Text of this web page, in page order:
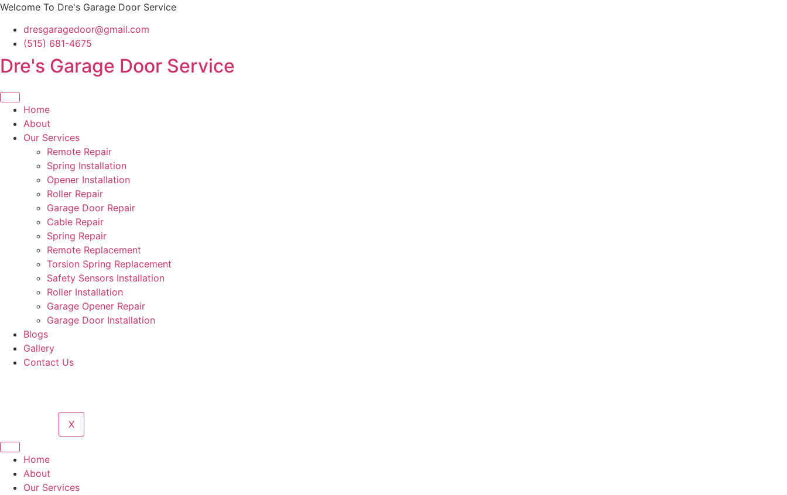
Skip
content
Welcome To Dre's Garage Door Service
dresgaragedoor@gmail.com
(515) 681-4675
Dre's Garage Door Service
Home
About
Our Services
Remote Repair
Spring Installation
Opener Installation
Roller Repair
Garage Door Repair
Cable Repair
Spring Repair
Remote Replacement
Torsion Spring Replacement
Safety Sensors Installation
Roller Installation
Garage Opener Repair
Garage Door Installation
Blogs
Gallery
Contact Us
X
Home
About
Our Services